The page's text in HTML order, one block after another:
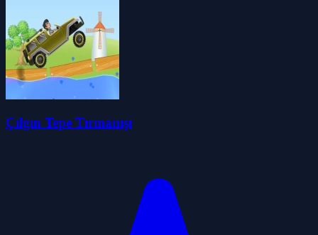
Çılgın Tepe Tırmanışı